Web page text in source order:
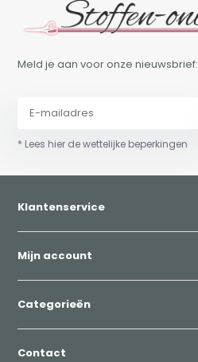
Meld je aan voor onze nieuwsbrief:
* Lees hier de wettelijke beperkingen
Klantenservice
Mijn account
Categorieën
Contact